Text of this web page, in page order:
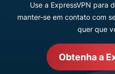
Use a ExpressVPN para
manter-se em contato com
quer que
Obtenha a